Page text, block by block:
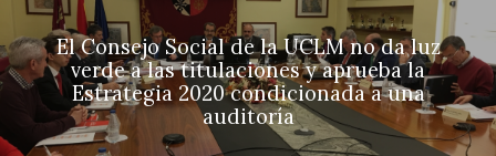
El Consejo Social de la UCLM no da luz
verde a las titulaciones y aprueba la
Estrategia 2020 condicionada a una
auditoría